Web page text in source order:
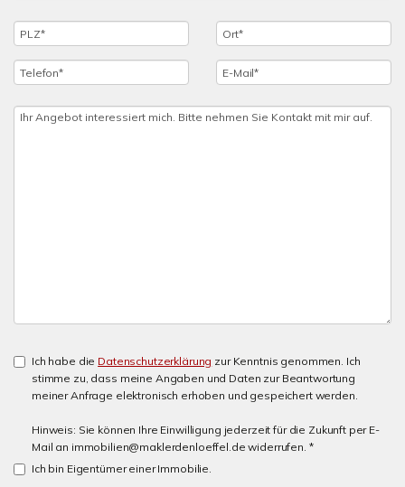
Ich habe die Datenschutzerklärung zur Kenntnis genommen. Ich
stimme zu, dass meine Angaben und Daten zur Beantwortung
meiner Anfrage elektronisch erhoben und gespeichert werden.
Hinweis: Sie können Ihre Einwilligung jederzeit für die Zukunft per E-
Mail an immobilien@maklerdenloeffel.de widerrufen. *
Ich bin Eigentümer einer Immobilie.